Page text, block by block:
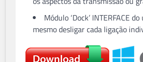
Módulo ‘Dock’ INTERFACE
mesmo desligar cada ligação